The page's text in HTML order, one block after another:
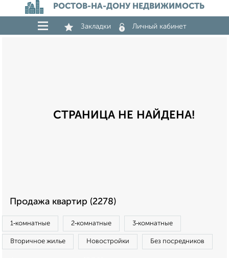
РОСТОВ-НА-ДОНУ НЕДВИЖИМОСТЬ
Закладки Личный кабинет
СТРАНИЦА НЕ НАЙДЕНА!
Продажа квартир (2278)
1‑комнатные 2‑комнатные 3‑комнатные
Вторичное жилье Новостройки Без посредников